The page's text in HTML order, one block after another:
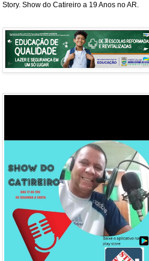
Story. Show do Catireiro a 19 Anos no AR.